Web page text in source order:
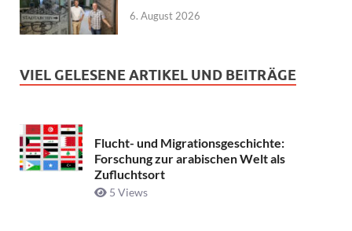
6. August 2026
VIEL GELESENE ARTIKEL UND BEITRÄGE
Flucht- und Migrationsgeschichte:
Forschung zur arabischen Welt als
Zufluchtsort
5 Views